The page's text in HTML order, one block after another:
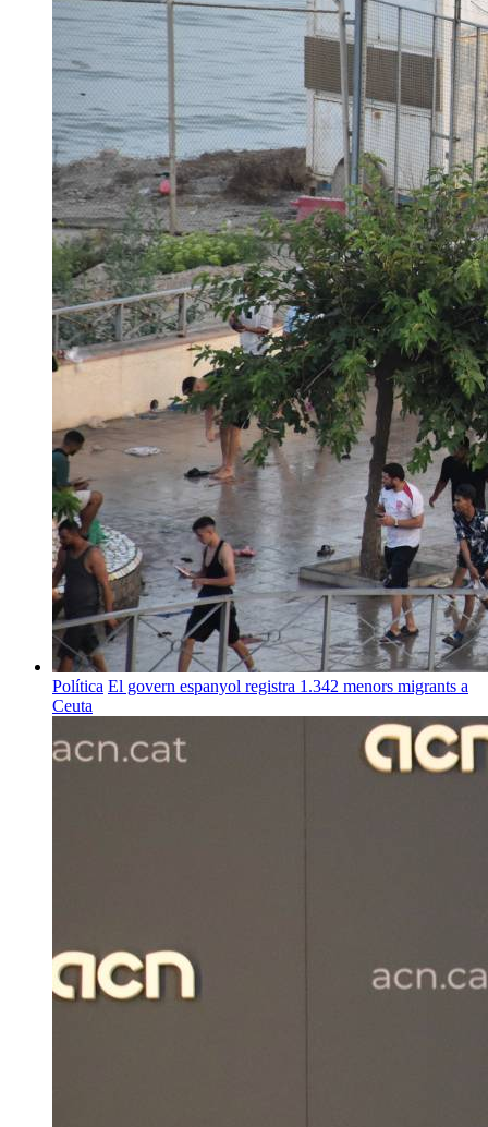
Política El govern espanyol registra 1.342 menors migrants a
Ceuta